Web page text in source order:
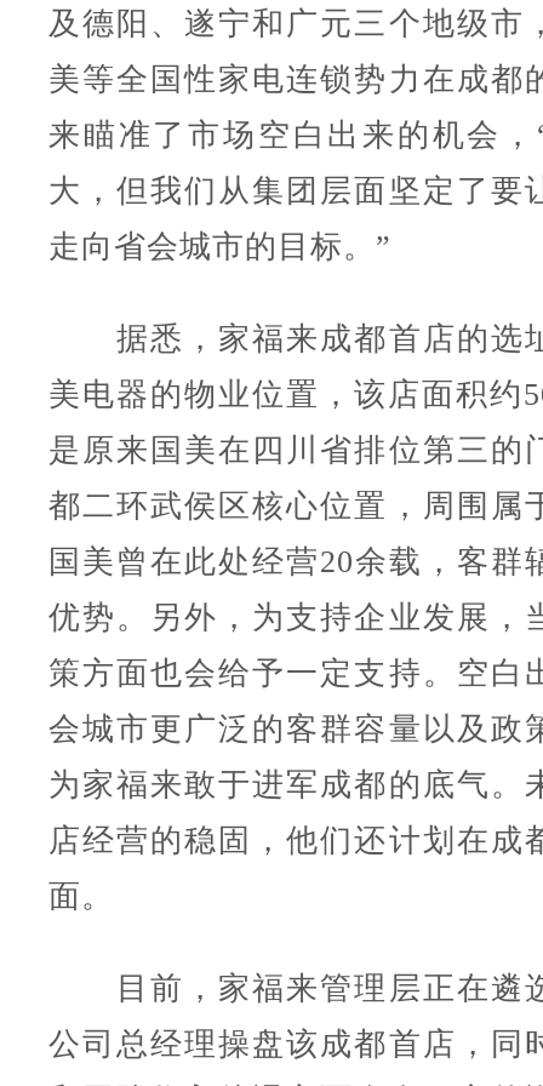
及德阳、遂宁和广元三个地级市
美等全国性家电连锁势力在成都
来瞄准了市场空白出来的机会
大，但我们从集团层面坚定了要
走向省会城市的目标。”
据悉，家福来成都首店的选
美电器的物业位置，该店面积约
是原来国美在四川省排位第三的
都二环武侯区核心位置，周围属
国美曾在此处经营20余载，客群
优势。另外，为支持企业发展，
策方面也会给予一定支持。空白
会城市更广泛的客群容量以及政
为家福来敢于进军成都的底气。
店经营的稳固，他们还计划在成
面。
目前，家福来管理层正在遴
公司总经理操盘该成都首店，同